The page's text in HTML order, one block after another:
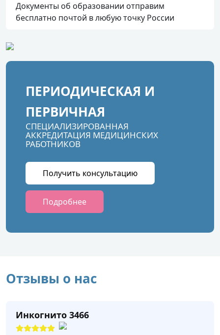
Документы об образовании отправим
бесплатно почтой в любую точку России
ПЕРИОДИЧЕСКАЯ И
ПЕРВИЧНАЯ
СПЕЦИАЛИЗИРОВАННАЯ
АККРЕДИТАЦИЯ МЕДИЦИНСКИХ
РАБОТНИКОВ
Получить консультацию
Подробнее
Отзывы о нас
Инкогнито 3466